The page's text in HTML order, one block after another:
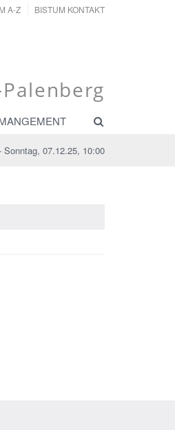
A-Z BISTUM KONTAKT
07.12.25, 10:00